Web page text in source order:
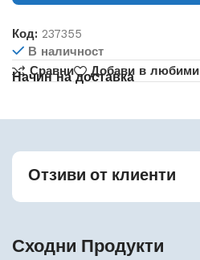
Код:237355
В наличност
Сравни
Добави в любими
Начин на доставка
Отзиви от клиенти
Сходни Продукти